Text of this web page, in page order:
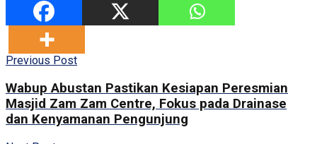
Previous Post
Wabup Abustan Pastikan Kesiapan Peresmian
Masjid Zam Zam Centre, Fokus pada Drainase
dan Kenyamanan Pengunjung